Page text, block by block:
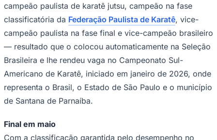
campeão paulista de karatê jutsu, campeão na fase
classificatória da Federação Paulista de Karatê, vice-
campeão paulista na fase final e vice-campeão brasileiro
— resultado que o colocou automaticamente na Seleção
Brasileira e lhe rendeu vaga no Campeonato Sul-
Americano de Karatê, iniciado em janeiro de 2026, onde
representa o Brasil, o Estado de São Paulo e o município
de Santana de Parnaíba.
Final em maio
Com a classificação garantida pelo desempenho no